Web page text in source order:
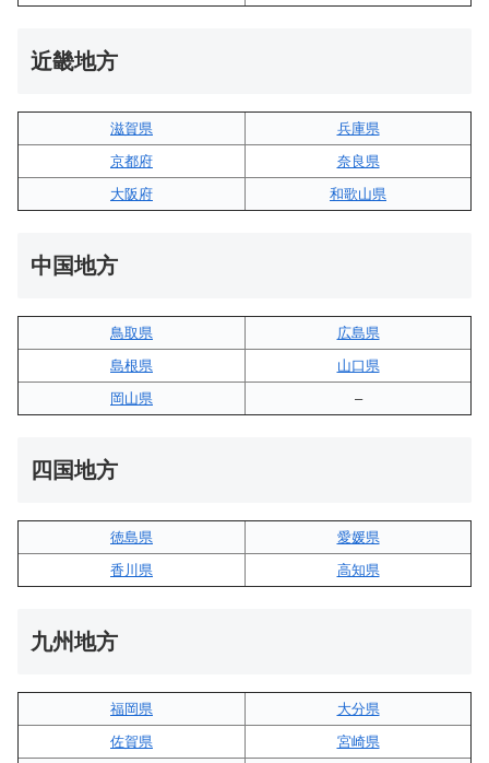
近畿地方
滋賀県
兵庫県
京都府
奈良県
大阪府
和歌山県
中国地方
鳥取県
広島県
島根県
山口県
岡山県
–
四国地方
徳島県
愛媛県
香川県
高知県
九州地方
福岡県
大分県
佐賀県
宮崎県